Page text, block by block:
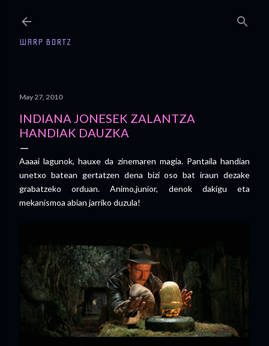
WARP BORTZ
May 27, 2010
INDIANA JONESEK ZALANTZA
HANDIAK DAUZKA
Aaaai lagunok, hauxe da zinemaren magia. Pantaila handian
unetxo batean gertatzen dena bizi oso bat iraun dezake
grabatzeko orduan. Animo,junior, denok dakigu eta
mekanismoa abian jarriko duzula!